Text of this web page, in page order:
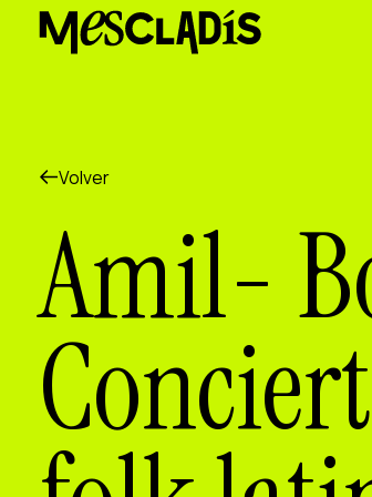
Productora social
Agenda
Nuestros talleres
Contacto
Volver
Amil-